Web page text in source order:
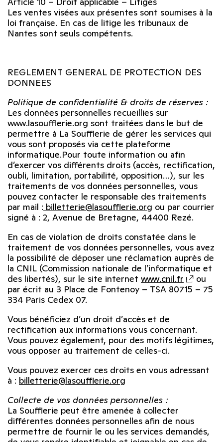
Les ventes visées aux présentes sont soumises à la
loi française. En cas de litige les tribunaux de
Nantes sont seuls compétents.
REGLEMENT GENERAL DE PROTECTION DES
DONNEES
Politique de confidentialité & droits de réserves :
Les données personnelles recueillies sur
www.lasoufflerie.org sont traitées dans le but de
permettre à La Soufflerie de gérer les services qui
vous sont proposés via cette plateforme
informatique.Pour toute information ou afin
d’exercer vos différents droits (accès, rectification,
oubli, limitation, portabilité, opposition…), sur les
traitements de vos données personnelles, vous
pouvez contacter le responsable des traitements
par mail : billetterie@lasoufflerie.org ou par courrier
signé à : 2, Avenue de Bretagne, 44400 Rezé.
En cas de violation de droits constatée dans le
traitement de vos données personnelles, vous avez
la possibilité de déposer une réclamation auprès de
la CNIL (Commission nationale de l’informatique et
des libertés), sur le site internet www.cnil.fr
ou
par écrit au 3 Place de Fontenoy – TSA 80715 – 75
334 Paris Cedex 07.
Vous bénéficiez d’un droit d’accès et de
rectification aux informations vous concernant.
Vous pouvez également, pour des motifs légitimes,
vous opposer au traitement de celles-ci.
Vous pouvez exercer ces droits en vous adressant
à : billetterie@lasoufflerie.org
Collecte de vos données personnelles :
La Soufflerie peut être amenée à collecter
différentes données personnelles afin de nous
permettre de fournir le ou les services demandés,